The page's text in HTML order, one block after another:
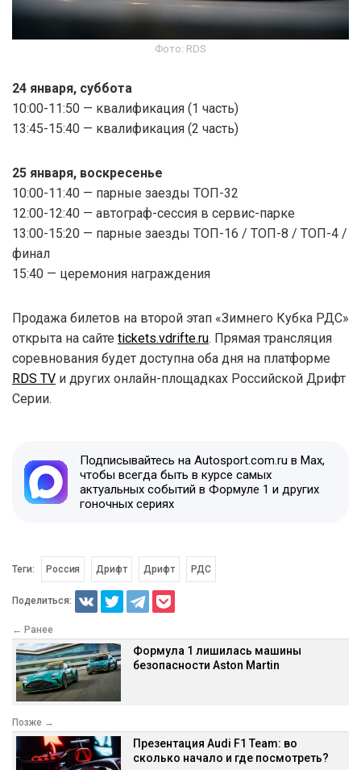
Фото: RDS
24 января, суббота
10:00-11:50 — квалификация (1 часть)
13:45-15:40 — квалификация (2 часть)
25 января, воскресенье
10:00-11:40 — парные заезды ТОП-32
12:00-12:40 — автограф-сессия в сервис-парке
13:00-15:20 — парные заезды ТОП-16 / ТОП-8 / ТОП-4 /
финал
15:40 — церемония награждения
Продажа билетов на второй этап «Зимнего Кубка РДС»
открыта на сайте tickets.vdrifte.ru. Прямая трансляция
соревнования будет доступна оба дня на платформе
RDS TV и других онлайн-площадках Российской Дрифт
Серии.
Подписывайтесь на Autosport.com.ru в Max,
чтобы всегда быть в курсе самых
актуальных событий в Формуле 1 и других
гоночных сериях
Теги: Россия Дрифт Дрифт РДС
Поделиться:
← Ранее
Формула 1 лишилась машины
безопасности Aston Martin
Позже →
Презентация Audi F1 Team: во
сколько начало и где посмотреть?